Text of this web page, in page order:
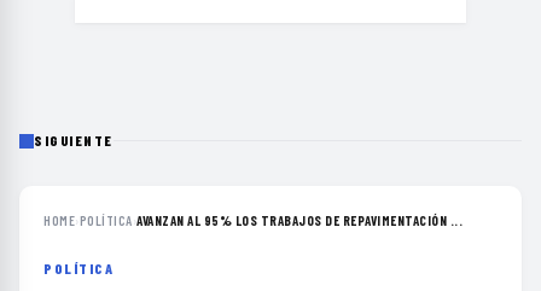
SIGUIENTE
HOME›POLÍTICA›AVANZAN AL 95% LOS TRABAJOS DE REPAVIMENTACIÓN ...
POLÍTICA